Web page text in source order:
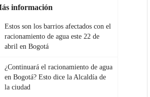
información
Estos son los barrios afectados con el
racionamiento de agua este 22 de
abril en Bogotá
¿Continuará el racionamiento de agua
en Bogotá? Esto dice la Alcaldía de
la ciudad